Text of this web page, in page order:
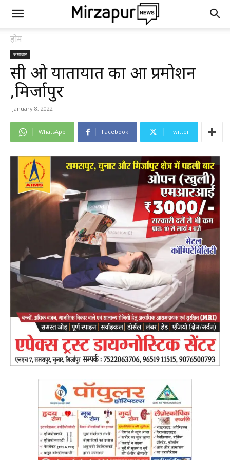
होम
समाचार
सी ओ यातायात का हुआ प्रमोशन
,मिर्जापुर
January 8, 2022
WhatsApp Facebook Twitter